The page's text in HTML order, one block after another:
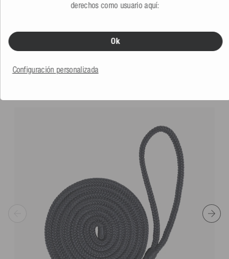
Mesle Defensa Barco Globenaranja
Más colores
derechos como usuario aquí:
Ok
Configuración personalizada